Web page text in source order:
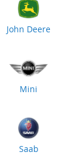
John Deere
Mini
Saab